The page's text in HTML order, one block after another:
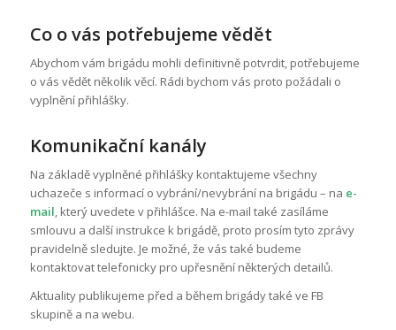
Co o vás potřebujeme vědět
Abychom vám brigádu mohli definitivně potvrdit, potřebujeme
o vás vědět několik věcí. Rádi bychom vás proto požádali o
vyplnění přihlášky.
Komunikační kanály
Na základě vyplněné přihlášky kontaktujeme všechny
uchazeče s informací o vybrání/nevybrání na brigádu – na e-
mail, který uvedete v přihlášce. Na e-mail také zasíláme
smlouvu a další instrukce k brigádě, proto prosím tyto zprávy
pravidelně sledujte. Je možné, že vás také budeme
kontaktovat telefonicky pro upřesnění některých detailů.
Aktuality publikujeme před a během brigády také ve FB
skupině a na webu.
způsob, kterým webové
stránky fungují. Tyto
soubory cookie nelze
použít k přímé
identifikaci určitého
návštěvníka.
cookies
Funkční
soubory
cookies
používáme k
zapamatování
informací o
návštěvnících
webových
stránek, jsou